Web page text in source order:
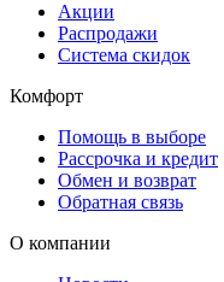
Акции
Распродажи
Система скидок
Комфорт
Помощь в выборе
Рассрочка и кредит
Обмен и возврат
Обратная связь
О компании